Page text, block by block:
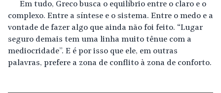
Em tudo, Greco busca o equilíbrio entre o claro e o
complexo. Entre a síntese e o sistema. Entre o medo e a
vontade de fazer algo que ainda não foi feito. “Lugar
seguro demais tem uma linha muito tênue com a
mediocridade”. E é por isso que ele, em outras
palavras, prefere a zona de conflito à zona de conforto.